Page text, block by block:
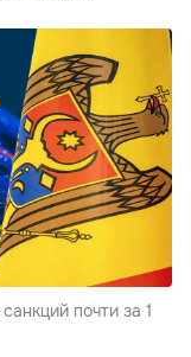
почти за 1